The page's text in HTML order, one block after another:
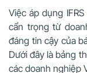
Việc áp dụng
cẩn trọng từ
đáng tin cậy của
Dưới đây là bảng
các doanh nghiệp